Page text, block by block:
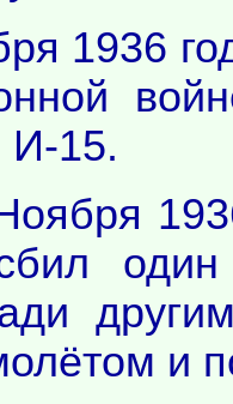
1936
И-15.
и